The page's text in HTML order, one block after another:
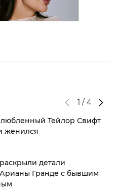
1 / 4
Тейлор Свифт
женился
детали
Гранде с бывшим